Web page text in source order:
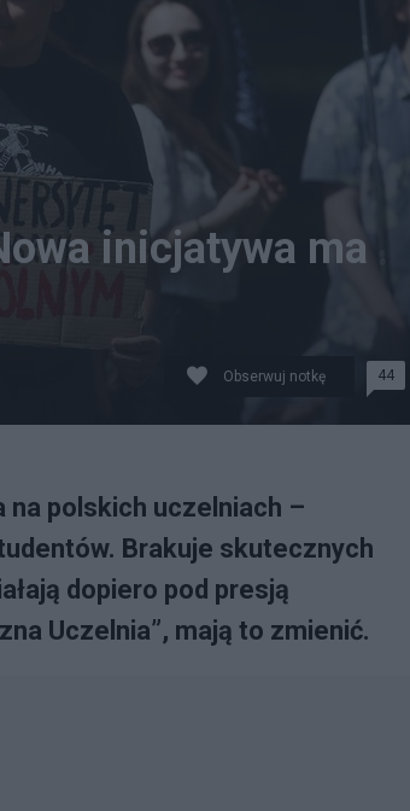
inicjatywa ma
Obserwuj notkę 44
na polskich uczelniach –
Brakuje skutecznych
dopiero pod presją
Uczelnia”, mają to zmienić.